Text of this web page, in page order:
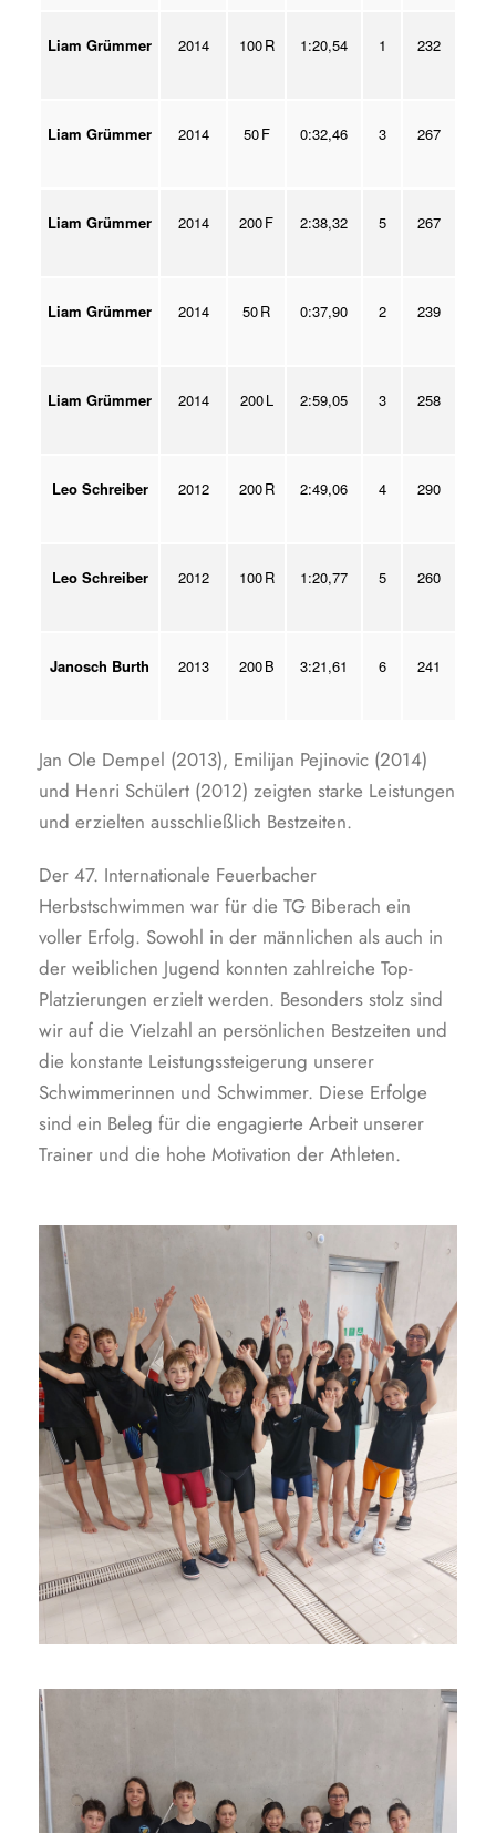
Liam Grümmer 2014 100 R 1:20,54 1 232
Liam Grümmer 2014 50 F 0:32,46 3 267
Liam Grümmer 2014 200 F 2:38,32 5 267
Liam Grümmer 2014 50 R 0:37,90 2 239
Liam Grümmer 2014 200 L 2:59,05 3 258
Leo Schreiber 2012 200 R 2:49,06 4 290
Leo Schreiber 2012 100 R 1:20,77 5 260
Janosch Burth 2013 200 B 3:21,61 6 241
Jan Ole Dempel (2013), Emilijan Pejinovic (2014)
und Henri Schülert (2012) zeigten starke Leistungen
und erzielten ausschließlich Bestzeiten.
Der 47. Internationale Feuerbacher
Herbstschwimmen war für die TG Biberach ein
voller Erfolg. Sowohl in der männlichen als auch in
der weiblichen Jugend konnten zahlreiche Top-
Platzierungen erzielt werden. Besonders stolz sind
wir auf die Vielzahl an persönlichen Bestzeiten und
die konstante Leistungssteigerung unserer
Schwimmerinnen und Schwimmer. Diese Erfolge
sind ein Beleg für die engagierte Arbeit unserer
Trainer und die hohe Motivation der Athleten.